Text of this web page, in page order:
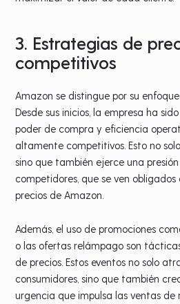
3. Estrategias de
competitivos
Amazon se distingue por su
Desde sus inicios, la empresa ha
poder de compra y eficiencia
altamente competitivos. Esto no
sino que también ejerce una
competidores, que se ven
precios de Amazon.
Además, el uso de promociones
o las ofertas relámpago son
de precios. Estos eventos no solo
consumidores, sino que también
urgencia que impulsa las ventas de